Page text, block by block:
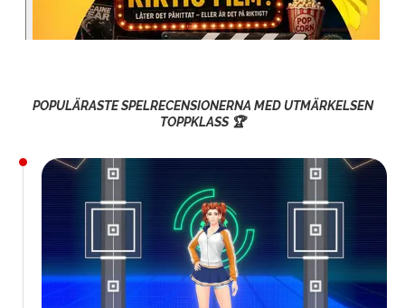
POPULÄRASTE SPELRECENSIONERNA MED UTMÄRKELSEN
TOPPKLASS 🏆